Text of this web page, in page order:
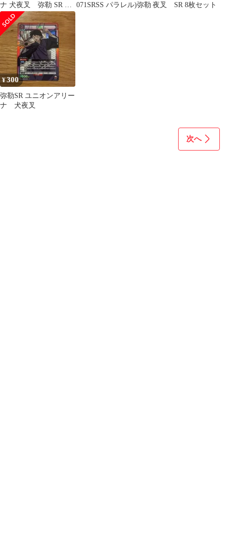
ナ 犬夜叉 弥勒 SR 星2
パラレル
071SRSS パラレル)弥勒 夜叉 SR 8枚セット
¥300
弥勒SR ユニオンアリー
ナ 犬夜叉
次へ